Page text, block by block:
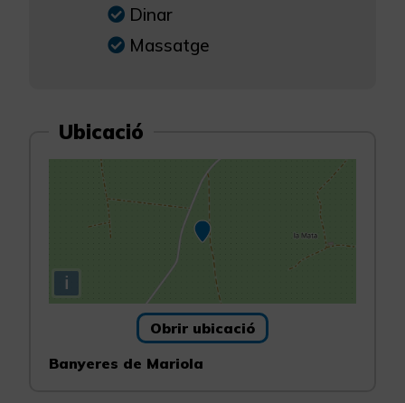
Dinar
Massatge
Ubicació
i
Obrir ubicació
Banyeres de Mariola